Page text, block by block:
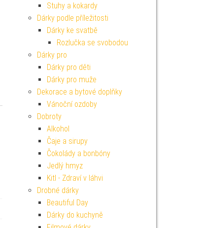
Stuhy a kokardy
Dárky podle příležitosti
Dárky ke svatbě
Rozlučka se svobodou
Dárky pro
Dárky pro děti
Dárky pro muže
Dekorace a bytové doplňky
Vánoční ozdoby
Dobroty
Alkohol
Čaje a sirupy
Čokolády a bonbóny
Jedlý hmyz
Kitl - Zdraví v láhvi
Drobné dárky
Beautiful Day
Dárky do kuchyně